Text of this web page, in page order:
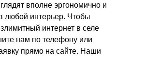
вполне эргономично и
любой интерьер. Чтобы
интернет в селе
нам по телефону или
прямо на сайте. Наши